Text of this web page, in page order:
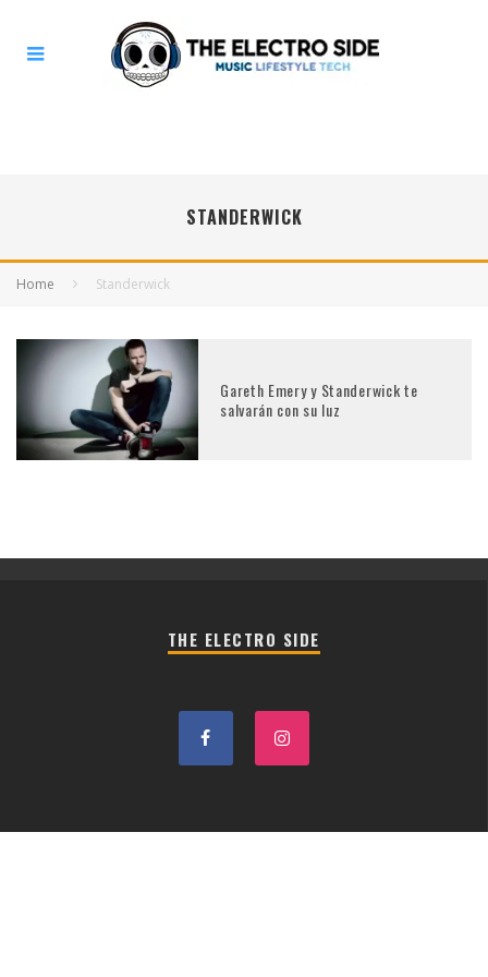
STANDERWICK
Home Standerwick
Gareth Emery y Standerwick te
salvarán con su luz
THE ELECTRO SIDE